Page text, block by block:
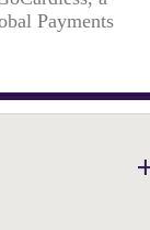
Payments